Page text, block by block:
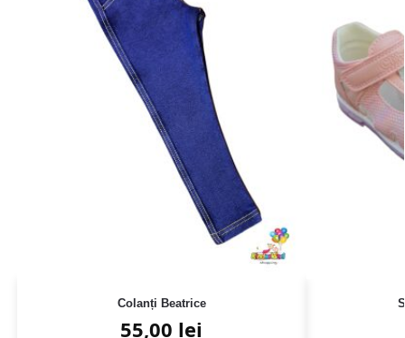
Colanți Beatrice
55,00 lei